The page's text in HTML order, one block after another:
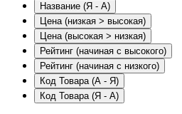
Название (Я - А)
Цена (низкая > высокая)
Цена (высокая > низкая)
Рейтинг (начиная с высокого)
Рейтинг (начиная с низкого)
Код Товара (А - Я)
Код Товара (Я - А)